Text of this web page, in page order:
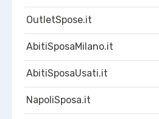
OutletSpose.it
AbitiSposaMilano.it
AbitiSposaUsati.it
NapoliSposa.it